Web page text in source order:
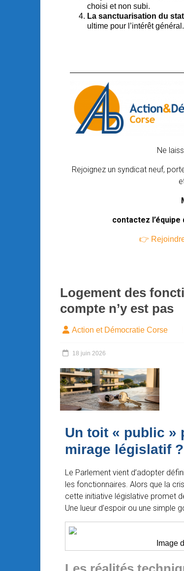
choisi et non subi.
La sanctuarisation du
ultime pour l’intérêt général.
Ne
Rejoignez un syndicat neuf,
contactez l’équipe
👉
Logement des
compte n’y est pas
Action et Démocratie Corse
18 juin 2026
Un toit « public »
mirage législatif ?
Le Parlement vient d’adopter
les fonctionnaires. Alors que la
cette initiative législative promet
Une lueur d’espoir ou une simple
Image